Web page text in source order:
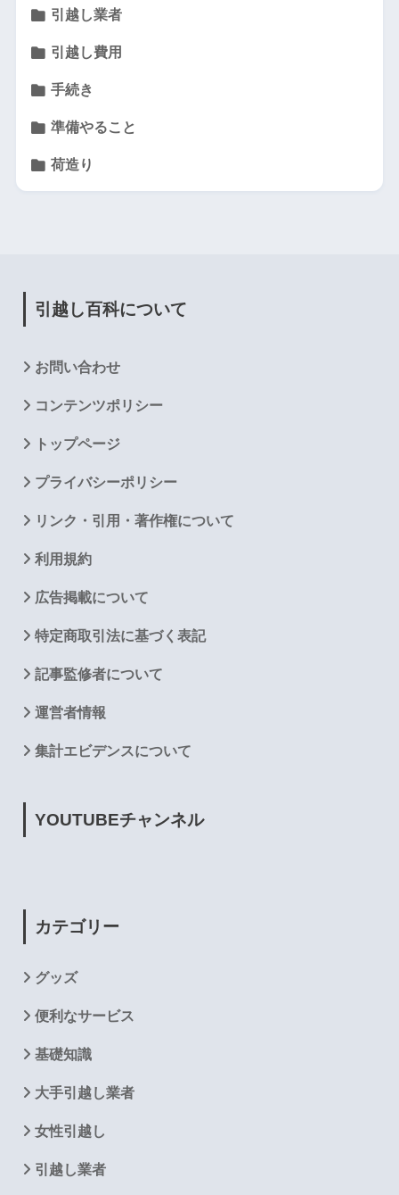
引越し業者
引越し費用
手続き
準備やること
荷造り
引越し百科について
お問い合わせ
コンテンツポリシー
トップページ
プライバシーポリシー
リンク・引用・著作権について
利用規約
広告掲載について
特定商取引法に基づく表記
記事監修者について
運営者情報
集計エビデンスについて
YOUTUBEチャンネル
カテゴリー
グッズ
便利なサービス
基礎知識
大手引越し業者
女性引越し
引越し業者